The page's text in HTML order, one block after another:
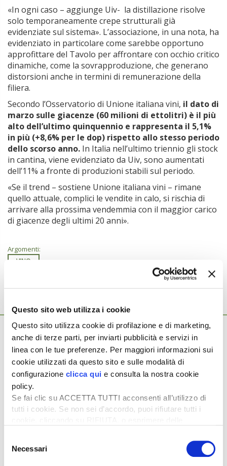
Questo sito web utilizza i cookie
Questo sito utilizza cookie di profilazione e di marketing,
anche di terze parti, per inviarti pubblicità e servizi in
linea con le tue preferenze. Per maggiori informazioni sui
cookie utilizzati da questo sito e sulle modalità di
configurazione clicca qui e consulta la nostra cookie
policy.
Se fai clic su ACCETTA TUTTI acconsenti all’utilizzo di
tutti i cookie. Se non sei d’accordo, puoi rifiutare tutti i
desideri accettare e cliccando ACCETTA SELEZIONATI.
delNecessari
«In ogni caso – aggiunge Uiv- la distillazione risolve
solo temporaneamente crepe strutturali già
evidenziate sul sistema». L’associazione, in una nota, ha
evidenziato in particolare come sarebbe opportuno
approfittare del Tavolo per affrontare con occhio critico
dinamiche, come la sovrapproduzione, che generano
distorsioni anche in termini di remunerazione della
filiera.
Secondo l’Osservatorio di Unione italiana vini, il dato di
marzo sulle giacenze (60 milioni di ettolitri) è il più
alto dell’ultimo quinquennio e rappresenta il 5,1%
in più (+8,6% per le dop) rispetto allo stesso periodo
dello scorso anno. In Italia nell’ultimo triennio gli stock
in cantina, viene evidenziato da Uiv, sono aumentati
dell’11% a fronte di produzioni stabili sul periodo.
«Se il trend – sostiene Unione italiana vini – rimane
quello attuale, complici le vendite in calo, si rischia di
arrivare alla prossima vendemmia con il maggior carico
di giacenze degli ultimi 20 anni».
Argomenti:
VINO
Ti potrebbero interessare anche...
22 Luglio 2026
Le giacenze record deprimono i prezzi dei
vini
Produrre meno per difendere il valore del vino italiano,
anche a costo di misure impopolari. È il messaggio che
l’assemblea […]
5 Maggio 2026
Promozione del vino: istruzioni per
Con il decreto Masaf del 14 aprile 2026 è stata varata la